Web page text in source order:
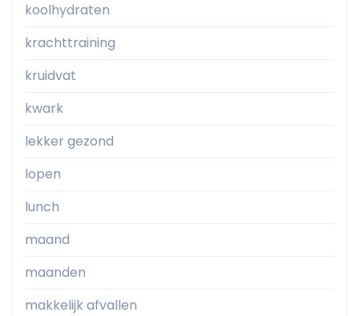
koolhydraten
krachttraining
kruidvat
kwark
lekker gezond
lopen
lunch
maand
maanden
makkelijk afvallen